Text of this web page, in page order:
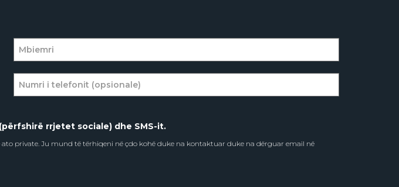
rrjetet sociale) dhe SMS-it.
private. Ju mund të tërhiqeni në çdo kohë duke na kontaktuar duke na dërguar email në